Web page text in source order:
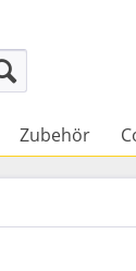
Zubehör